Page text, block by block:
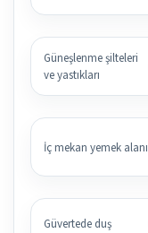
Güneşlenme şilteleri
ve yastıkları
İç mekan yemek alanı
Güvertede duş